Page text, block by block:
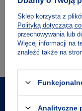
Sklep korzysta z
Polityką dotyczącą
przechowywania lub
Więcej informacji na
znaleźć także na
Analityczne